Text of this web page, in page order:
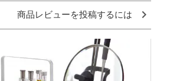
商品レビューを投稿するには